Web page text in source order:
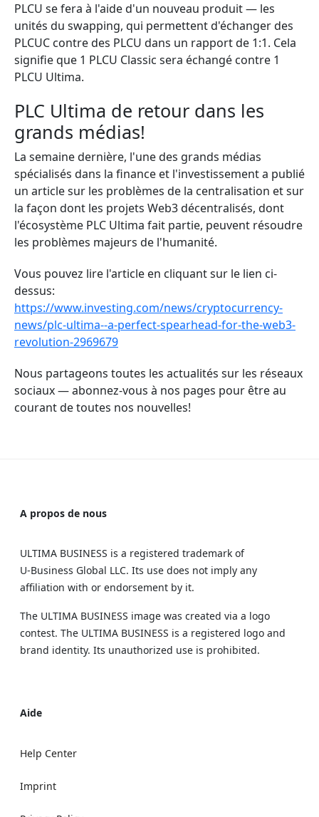
PLCU se fera à l'aide d'un nouveau produit — les
unités du swapping, qui permettent d'échanger des
PLCUC contre des PLCU dans un rapport de 1:1. Cela
signifie que 1 PLCU Classic sera échangé contre 1
PLCU Ultima.
PLC Ultima de retour dans les
grands médias!
La semaine dernière, l'une des grands médias
spécialisés dans la finance et l'investissement a publié
un article sur les problèmes de la centralisation et sur
la façon dont les projets Web3 décentralisés, dont
l'écosystème PLC Ultima fait partie, peuvent résoudre
les problèmes majeurs de l'humanité.
Vous pouvez lire l'article en cliquant sur le lien ci-
dessus:
https://www.investing.com/news/cryptocurrency-
news/plc-ultima--a-perfect-spearhead-for-the-web3-
revolution-2969679
Nous partageons toutes les actualités sur les réseaux
sociaux — abonnez-vous à nos pages pour être au
courant de toutes nos nouvelles!
A propos de nous
ULTIMA BUSINESS is a registered trademark of
U‑Business Global LLC. Its use does not imply any
affiliation with or endorsement by it.
The ULTIMA BUSINESS image was created via a logo
contest. The ULTIMA BUSINESS is a registered logo and
brand identity. Its unauthorized use is prohibited.
Aide
Help Center
Imprint